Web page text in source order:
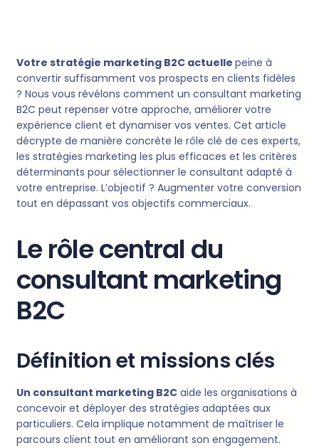
Votre stratégie marketing B2C actuelle peine à
convertir suffisamment vos prospects en clients fidèles
? Nous vous révélons comment un consultant marketing
B2C peut repenser votre approche, améliorer votre
expérience client et dynamiser vos ventes. Cet article
décrypte de manière concrète le rôle clé de ces experts,
les stratégies marketing les plus efficaces et les critères
déterminants pour sélectionner le consultant adapté à
votre entreprise. L’objectif ? Augmenter votre conversion
tout en dépassant vos objectifs commerciaux.
Le rôle central du
consultant marketing
B2C
Définition et missions clés
Un consultant marketing B2C aide les organisations à
concevoir et déployer des stratégies adaptées aux
particuliers. Cela implique notamment de maîtriser le
parcours client tout en améliorant son engagement.